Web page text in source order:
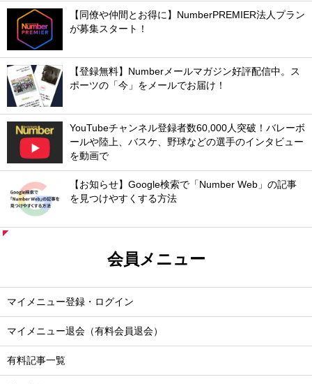
【同僚や仲間とお得に】NumberPREMIER法人プラン
が募集スタート！
【登録無料】Numberメールマガジン好評配信中。ス
ポーツの「今」をメールでお届け！
YouTubeチャンネル登録者数60,000人突破！バレーボ
ールや陸上、バスケ、野球などの選手のインタビュー
を動画で
【お知らせ】Google検索で「Number Web」の記事
を見つけやすくする方法
会員メニュー
マイメニュー登録・ログイン
マイメニュー退会（有料会員退会）
有料記事一覧